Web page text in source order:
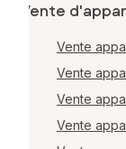
Vente
Vente
Vente
Vente
Vente